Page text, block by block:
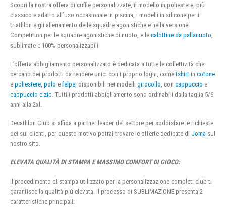
Scopri la nostra offera di cuffie personalizzate, il modello in poliestere, più
classico e adatto all’uso occasionale in piscina, i modelli in silicone per i
triathlon e gli allenamento delle squadre agonistiche e nella versione
Competition per le squadre agonistiche di nuoto, e le calottine da pallanuoto
sublimate e 100% personalizzabili
L’offerta abbigliamento personalizzato è dedicata a tutte le collettività che
cercano dei prodotti da rendere unici con i proprio loghi, cometshirt in cotone
e poliestere polo e felpe , disponibili nei modelli girocollo , con cappuccio e
cappuccio e zip . Tutti i prodotti abbigliamento sono ordinabili dalla taglia 5/6
anni alla 2xl.
Decathlon Club si affida a partner leader del settore per soddisfare le richieste
dei sui clienti, per questo motivo potrai trovare le offerte dedicate di Joma sul
nostro sito.
ELEVATA QUALITÀ DI STAMPA E MASSIMO COMFORT DI GIOCO:
Il procedimento di stampa utilizzato per la personalizzazione completi club ti
garantisce la qualità più elevata. Il processo di SUBLIMAZIONE presenta 2
caratteristiche principali: